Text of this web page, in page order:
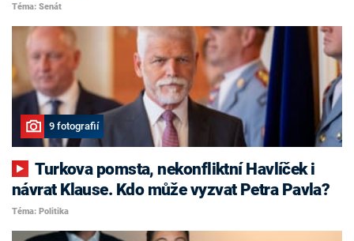
Téma: Senát
9 fotografií
Turkova pomsta, nekonfliktní Havlíček i
návrat Klause. Kdo může vyzvat Petra Pavla?
Téma: Politika